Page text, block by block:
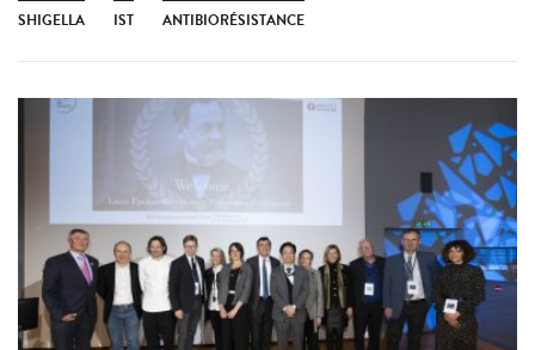
SHIGELLA IST ANTIBIORÉSISTANCE